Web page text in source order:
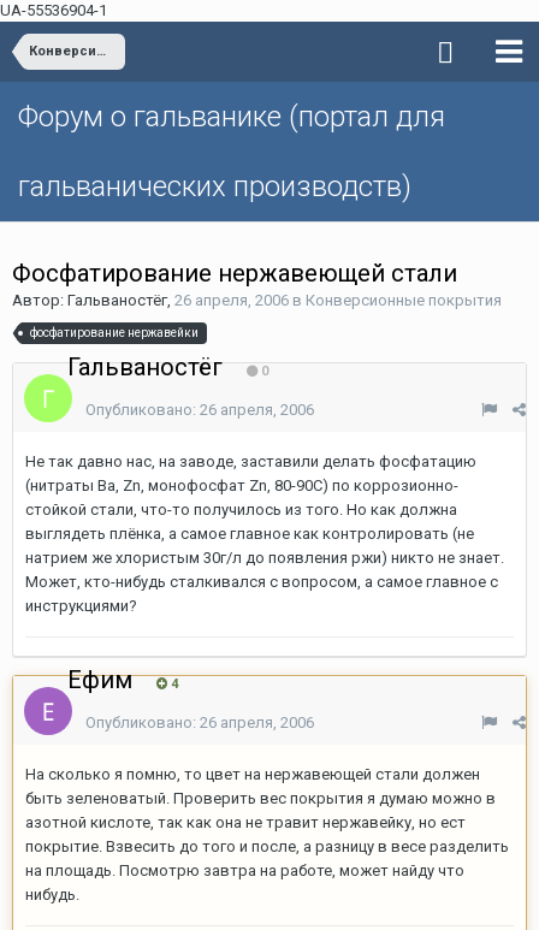
UA-55536904-1
Конверсионные покрытия
Форум о гальванике (портал для
гальванических производств)
Фосфатирование нержавеющей стали
Автор: Гальваностёг, 26 апреля, 2006 в Конверсионные покрытия
фосфатирование нержавейки
Гальваностёг 0
Опубликовано: 26 апреля, 2006
Не так давно нас, на заводе, заставили делать фосфатацию
(нитраты Ba, Zn, монофосфат Zn, 80-90C) по коррозионно-
стойкой стали, что-то получилось из того. Но как должна
выглядеть плёнка, а самое главное как контролировать (не
натрием же хлористым 30г/л до появления ржи) никто не знает.
Может, кто-нибудь сталкивался с вопросом, а самое главное с
инструкциями?
Ефим 4
Опубликовано: 26 апреля, 2006
На сколько я помню, то цвет на нержавеющей стали должен
быть зеленоватый. Проверить вес покрытия я думаю можно в
азотной кислоте, так как она не травит нержавейку, но ест
покрытие. Взвесить до того и после, а разницу в весе разделить
на площадь. Посмотрю завтра на работе, может найду что
нибудь.